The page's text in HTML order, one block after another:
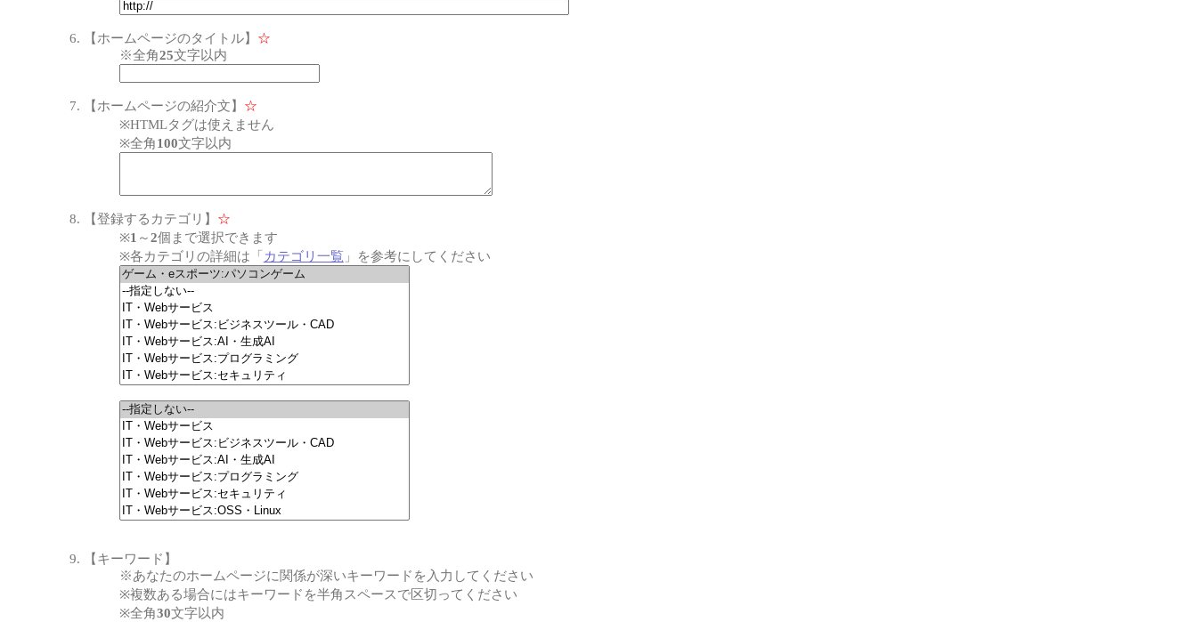
【ホームページのタイトル】 ☆
※全角25文字以内
【ホームページの紹介文】 ☆
※HTMLタグは使えません
※全角100文字以内
【登録するカテゴリ】 ☆
※1 ～2個まで選択できます
※各カテゴリの詳細は「 カテゴリ一覧 」を参考にしてください
【キーワード】
※あなたのホームページに関係が深いキーワードを入力してください
※複数ある場合にはキーワードを半角スペースで区切ってください
※全角30文字以内